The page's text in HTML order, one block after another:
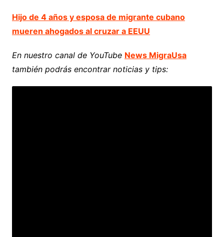
Hijo de 4 años y esposa de migrante cubano
mueren ahogados al cruzar a EEUU
En nuestro canal de YouTube News MigraUsa
también podrás encontrar noticias y tips: